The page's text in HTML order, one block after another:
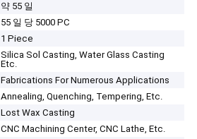
약 55 일
55 일 당 5000 PC
1 Piece
Silica Sol Casting, Water Glass Casting
Etc.
Fabrications For Numerous Applications
Annealing, Quenching, Tempering, Etc.
Lost Wax Casting
CNC Machining Center, CNC Lathe, Etc.